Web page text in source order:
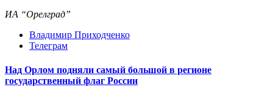
ИА “Орелград”
Владимир Приходченко
Телеграм
Над Орлом подняли самый большой в регионе
государственный флаг России